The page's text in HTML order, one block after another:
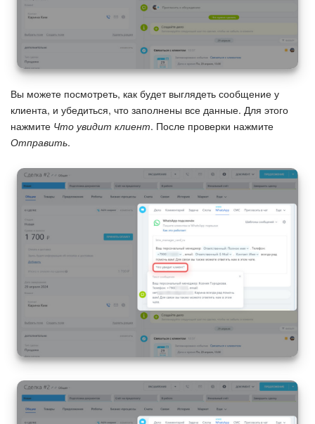
Вы можете посмотреть, как будет выглядеть сообщение у
клиента, и убедиться, что заполнены все данные. Для этого
нажмите Что увидит клиент. После проверки нажмите
Отправить.